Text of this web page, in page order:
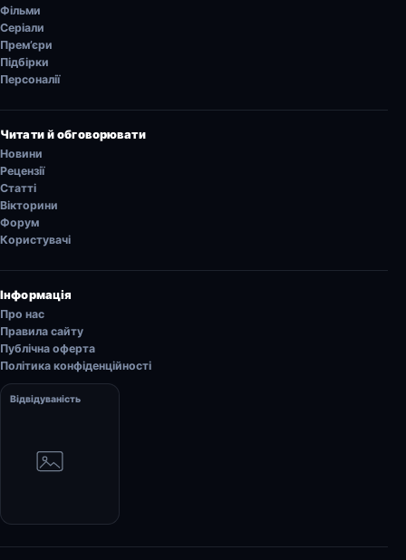
Фільми
Серіали
Прем’єри
Підбірки
Персоналії
Читати й обговорювати
Новини
Рецензії
Статті
Вікторини
Форум
Користувачі
Інформація
Про нас
Правила сайту
Публічна оферта
Політика конфіденційності
Відвідуваність